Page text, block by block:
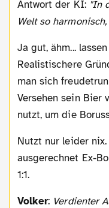
Antwort der KI: "In
Welt so
Ja gut, ähm... lassen wir das mal so stehen.
Realistischere
man sich
Versehen sein Bier
nutzt, um die
Nutzt nur leider nix. Denn in der Nachspielzeit trifft
ausgerechnet Ex-
1:1.
Volker: Verdienter